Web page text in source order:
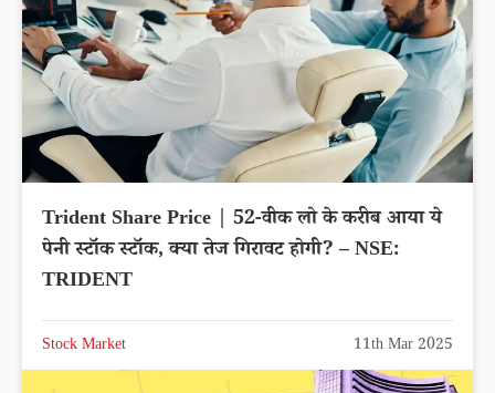
Trident Share Price | 52-वीक लो के करीब आया ये
पेनी स्टॉक स्टॉक, क्या तेज गिरावट होगी? – NSE:
TRIDENT
Stock Market 11th Mar 2025